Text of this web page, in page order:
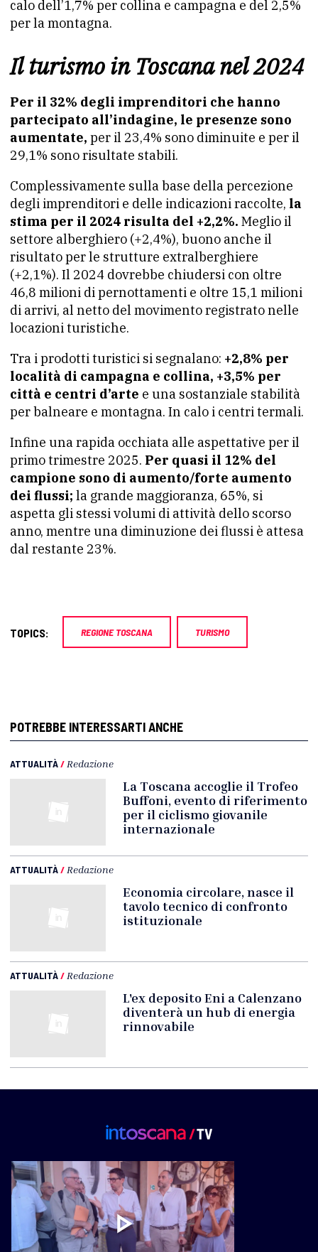
calo dell’1,7% per collina e campagna e del 2,5%
per la montagna.
Il turismo in Toscana nel 2024
Per il 32% degli imprenditori che hanno
partecipato all’indagine, le presenze sono
aumentate, per il 23,4% sono diminuite e per il
29,1% sono risultate stabili.
Complessivamente sulla base della percezione
degli imprenditori e delle indicazioni raccolte, la
stima per il 2024 risulta del +2,2%. Meglio il
settore alberghiero (+2,4%), buono anche il
risultato per le strutture extralberghiere
(+2,1%). Il 2024 dovrebbe chiudersi con oltre
46,8 milioni di pernottamenti e oltre 15,1 milioni
di arrivi, al netto del movimento registrato nelle
locazioni turistiche.
Tra i prodotti turistici si segnalano: +2,8% per
località di campagna e collina, +3,5% per
città e centri d’arte e una sostanziale stabilità
per balneare e montagna. In calo i centri termali.
Infine una rapida occhiata alle aspettative per il
primo trimestre 2025. Per quasi il 12% del
campione sono di aumento/forte aumento
dei flussi; la grande maggioranza, 65%, si
aspetta gli stessi volumi di attività dello scorso
anno, mentre una diminuzione dei flussi è attesa
dal restante 23%.
TOPICS: REGIONE TOSCANA TURISMO
POTREBBE INTERESSARTI ANCHE
ATTUALITÀ/ Redazione
La Toscana accoglie il Trofeo
Buffoni, evento di riferimento
per il ciclismo giovanile
internazionale
ATTUALITÀ/ Redazione
Economia circolare, nasce il
tavolo tecnico di confronto
istituzionale
ATTUALITÀ/ Redazione
L'ex deposito Eni a Calenzano
diventerà un hub di energia
rinnovabile